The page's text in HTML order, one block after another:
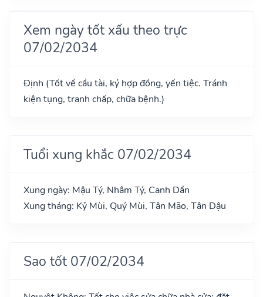
Xem ngày tốt xấu theo trực
07/02/2034
Định (Tốt về cầu tài, ký hợp đồng, yến tiệc. Tránh
kiện tụng, tranh chấp, chữa bệnh.)
Tuổi xung khắc 07/02/2034
Xung ngày: Mậu Tý, Nhâm Tý, Canh Dần
Xung tháng: Kỷ Mùi, Quý Mùi, Tân Mão, Tân Dậu
Sao tốt 07/02/2034